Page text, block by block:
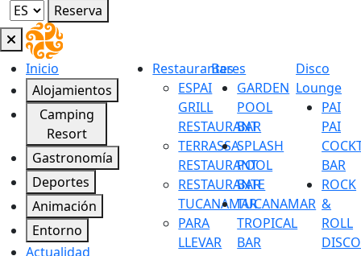
Reserva
Inicio
Alojamientos
Camping
Resort
Gastronomía
Deportes
Animación
Entorno
Actualidad
Restaurantes
ESPAI
GRILL
RESTAURANT
TERRASSA
RESTAURANT
RESTAURANTE
TUCANAMAR
PARA
LLEVAR
Bares
GARDEN
POOL
BAR
SPLASH
POOL
BAR
TUCANAMAR
TROPICAL
BAR
Disco
Lounge
PAI
PAI
BAR
ROCK
&
ROLL
DISCO